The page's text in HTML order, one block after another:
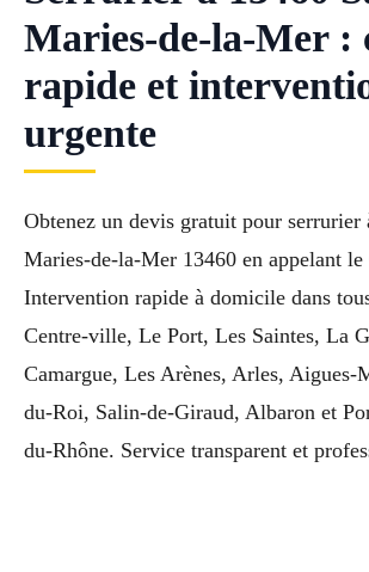
Maries-de-la-Mer :
rapide et
urgente
Obtenez un devis gratuit pour serrurier
Maries-de-la-Mer 13460 en appelant
Intervention rapide à domicile dans
Centre-ville, Le Port, Les Saintes, La
Camargue, Les Arènes, Arles, Aigues-
du-Roi, Salin-de-Giraud, Albaron et
du-Rhône. Service transparent et